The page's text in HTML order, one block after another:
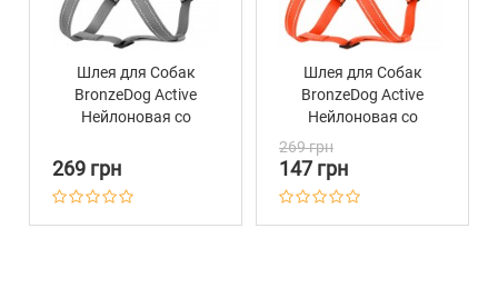
Шлея для Собак
BronzeDog Active
Нейлоновая со
Серая
269 грн
Шлея для Собак
BronzeDog Active
Нейлоновая со
Светоотражением
Коралловая
269 грн
147 грн